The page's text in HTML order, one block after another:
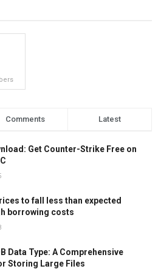
Comments Latest
Get Counter-Strike Free on
to fall less than expected
borrowing costs
Data Type: A Comprehensive
Storing Large Files